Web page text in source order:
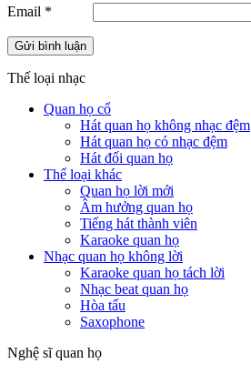
Email *
Thế loại nhạc
Quan họ cổ
Hát quan họ không nhạc đệm
Hát quan họ có nhạc đệm
Hát đối quan họ
Thể loại khác
Quan họ lời mới
Âm hưởng quan họ
Tiếng hát thành viên
Karaoke quan họ
Nhạc quan họ không lời
Karaoke quan họ tách lời
Nhạc beat quan họ
Hòa tấu
Saxophone
Nghệ sĩ quan họ